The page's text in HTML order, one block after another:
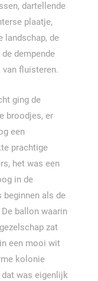
dartellende
plaatje,
landschap, de
dempende
van fluisteren.
ging de
broodjes, er
een
prachtige
het was een
in de
beginnen als de
De ballon waarin
zat
een mooi wit
kolonie
dat was eigenlijk